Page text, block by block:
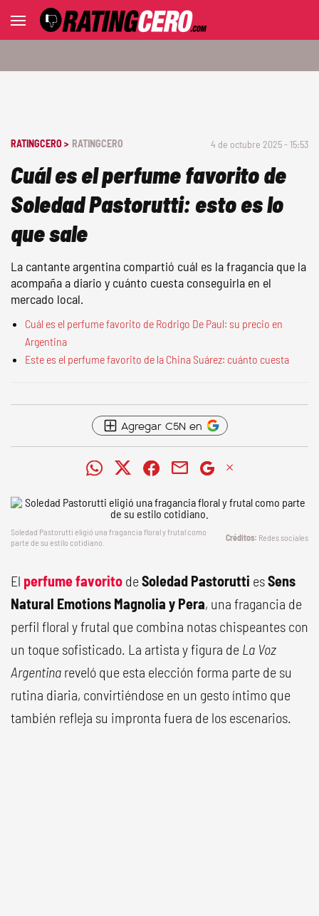
RATINGCERO > RATINGCERO 4 de octubre 2025 - 15:53
Cuál es el perfume favorito de
Soledad Pastorutti: esto es lo
que sale
La cantante argentina compartió cuál es la fragancia que la
acompaña a diario y cuánto cuesta conseguirla en el
mercado local.
Cuál es el perfume favorito de Rodrigo De Paul: su precio en
Argentina
Este es el perfume favorito de la China Suárez: cuánto cuesta
Agregar C5N en
Soledad Pastorutti eligió una fragancia floral y frutal como
parte de su estilo cotidiano.
Redes sociales
El perfume favorito deSoledad Pastorutti esSens
Natural Emotions Magnolia y Pera, una fragancia de
perfil floral y frutal que combina notas chispeantes con
un toque sofisticado. La artista y figura de La Voz
Argentina reveló que esta elección forma parte de su
rutina diaria, convirtiéndose en un gesto íntimo que
también refleja su impronta fuera de los escenarios.